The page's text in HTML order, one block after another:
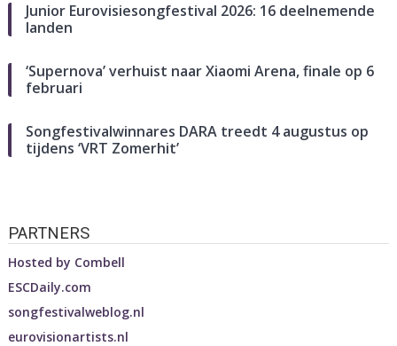
Junior Eurovisiesongfestival 2026: 16 deelnemende
landen
‘Supernova’ verhuist naar Xiaomi Arena, finale op 6
februari
Songfestivalwinnares DARA treedt 4 augustus op
tijdens ‘VRT Zomerhit’
PARTNERS
Hosted by Combell
ESCDaily.com
songfestivalweblog.nl
eurovisionartists.nl